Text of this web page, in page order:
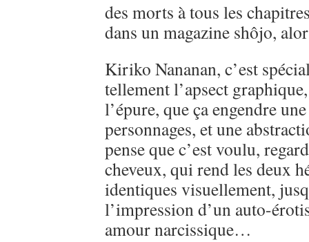
des morts à tous les
dans un magazine shôjo,
Kiriko Nananan, c’est
tellement l’apsect
l’épure, que ça engendre
personnages, et une
pense que c’est voulu,
cheveux, qui rend les deux
identiques visuellement,
l’impression d’un auto-
amour narcissique…